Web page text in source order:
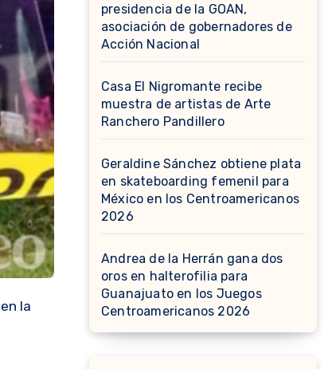
la
presidencia de la GOAN,
asociación de gobernadores de
Acción Nacional
Casa El Nigromante recibe
muestra de artistas de Arte
Ranchero Pandillero
Geraldine Sánchez obtiene plata
en skateboarding femenil para
México en los Centroamericanos
2026
Andrea de la Herrán gana dos
oros en halterofilia para
Guanajuato en los Juegos
Centroamericanos 2026